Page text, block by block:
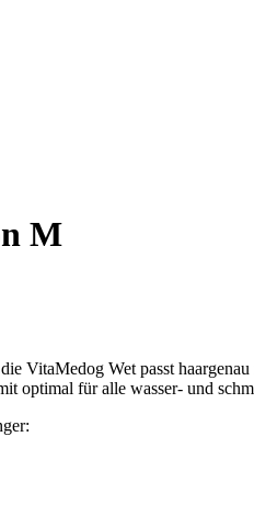
M
VitaMedog Wet passt
optimal für alle wasser- und